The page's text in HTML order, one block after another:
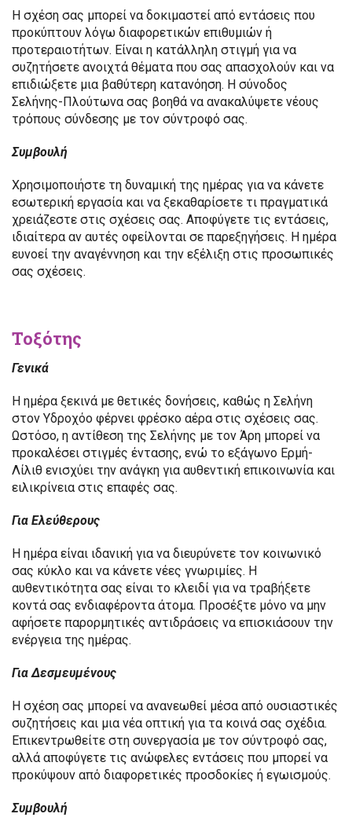
Η σχέση σας μπορεί να δοκιμαστεί από εντάσεις που
προκύπτουν λόγω διαφορετικών επιθυμιών ή
προτεραιοτήτων. Είναι η κατάλληλη στιγμή για να
συζητήσετε ανοιχτά θέματα που σας απασχολούν και να
επιδιώξετε μια βαθύτερη κατανόηση. Η σύνοδος
Σελήνης-Πλούτωνα σας βοηθά να ανακαλύψετε νέους
τρόπους σύνδεσης με τον σύντροφό σας.
Συμβουλή
Χρησιμοποιήστε τη δυναμική της ημέρας για να κάνετε
εσωτερική εργασία και να ξεκαθαρίσετε τι πραγματικά
χρειάζεστε στις σχέσεις σας. Αποφύγετε τις εντάσεις,
ιδιαίτερα αν αυτές οφείλονται σε παρεξηγήσεις. Η ημέρα
ευνοεί την αναγέννηση και την εξέλιξη στις προσωπικές
σας σχέσεις.
Τοξότης
Γενικά
Η ημέρα ξεκινά με θετικές δονήσεις, καθώς η Σελήνη
στον Υδροχόο φέρνει φρέσκο αέρα στις σχέσεις σας.
Ωστόσο, η αντίθεση της Σελήνης με τον Άρη μπορεί να
προκαλέσει στιγμές έντασης, ενώ το εξάγωνο Ερμή-
Λίλιθ ενισχύει την ανάγκη για αυθεντική επικοινωνία και
ειλικρίνεια στις επαφές σας.
Για Ελεύθερους
Η ημέρα είναι ιδανική για να διευρύνετε τον κοινωνικό
σας κύκλο και να κάνετε νέες γνωριμίες. Η
αυθεντικότητα σας είναι το κλειδί για να τραβήξετε
κοντά σας ενδιαφέροντα άτομα. Προσέξτε μόνο να μην
αφήσετε παρορμητικές αντιδράσεις να επισκιάσουν την
ενέργεια της ημέρας.
Για Δεσμευμένους
Η σχέση σας μπορεί να ανανεωθεί μέσα από ουσιαστικές
συζητήσεις και μια νέα οπτική για τα κοινά σας σχέδια.
Επικεντρωθείτε στη συνεργασία με τον σύντροφό σας,
αλλά αποφύγετε τις ανώφελες εντάσεις που μπορεί να
προκύψουν από διαφορετικές προσδοκίες ή εγωισμούς.
Συμβουλή